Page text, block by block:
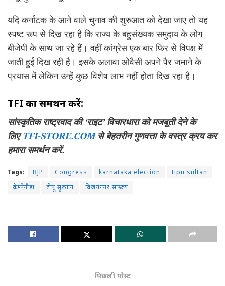
यदि कर्नाटक के आने वाले चुनाव की शुरुआत को देखा जाए तो यह
स्पष्ट रूप से दिख रहा है कि राज्य के बहुसंख्यक समुदाय के लोग
बीजेपी के साथ जा रहे हैं। वहीं कांग्रेस एक बार फिर से विपक्ष में
जाती हुई दिख रही है। इसके अलावा ओवैसी अपने पैर जमाने के
प्रयास में लेकिन उन्हें कुछ विशेष लाभ नहीं होता दिख रहा है।
TFI का समर्थन करें:
सांस्कृतिक राष्ट्रवाद की ‘राइट’ विचारधारा को मजबूती देने के
लिएTFI-STORE.COMसे बेहतरीन गुणवत्ता के वस्त्र क्रय कर
हमारा समर्थन करें.
Tags: BJP Congress karnataka election
tipu sultan
केम्पेगौड़ा
टीपू सुल्तान विजयनगर साम्राज्य
पिछली पोस्ट